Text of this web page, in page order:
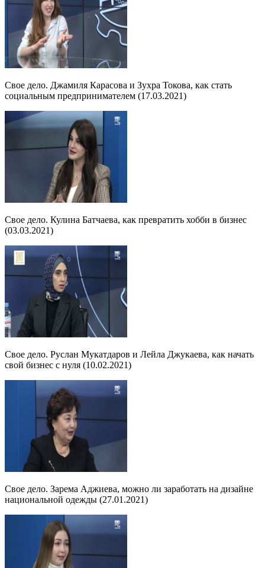
Свое дело. Джамиля Карасова и Зухра Токова, как стать
социальным предпринимателем (17.03.2021)
Свое дело. Кулина Батчаева, как превратить хобби в бизнес
(03.03.2021)
Свое дело. Руслан Мукатдаров и Лейла Джукаева, как начать
свой бизнес с нуля (10.02.2021)
Свое дело. Зарема Аджиева, можно ли заработать на дизайне
национальной одежды (27.01.2021)